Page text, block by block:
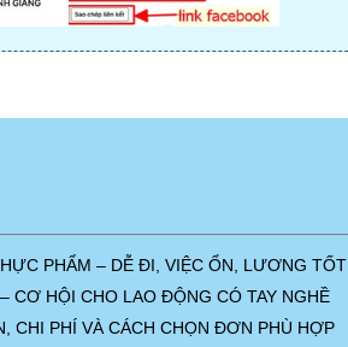
PHẨM – DỄ ĐI, VIỆC ỔN, LƯƠNG TỐT
CƠ HỘI CHO LAO ĐỘNG CÓ TAY NGHỀ
CHI PHÍ VÀ CÁCH CHỌN ĐƠN PHÙ HỢP